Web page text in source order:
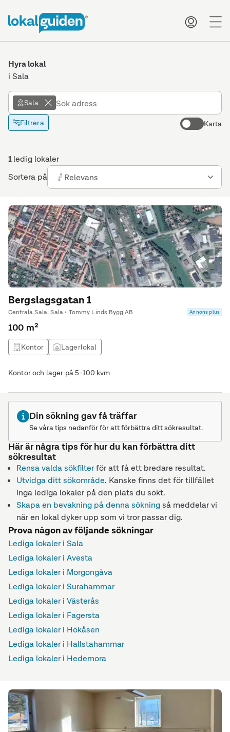
Hyra lokal
i Sala
Sala
Filtrera Karta
1ledig lokaler
Sortera på
Relevans
Bergslagsgatan 1
Centrala Sala, Sala • Tommy Linds Bygg AB Annons plus
100 m²
Kontor Lagerlokal
Kontor och lager på 5-100 kvm
Din sökning gav få träffar
Se våra tips nedanför för att förbättra ditt sökresultat.
Här är några tips för hur du kan förbättra ditt
sökresultat
Rensa valda sökfilterför att få ett bredare resultat.
Utvidga ditt sökområde. Kanske finns det för tillfället
inga lediga lokaler på den plats du sökt.
Skapa en bevakning på denna sökningså meddelar vi
när en lokal dyker upp som vi tror passar dig.
Prova någon av följande sökningar
Lediga lokaler i Sala
Lediga lokaler i Avesta
Lediga lokaler i Morgongåva
Lediga lokaler i Surahammar
Lediga lokaler i Västerås
Lediga lokaler i Fagersta
Lediga lokaler i Hökåsen
Lediga lokaler i Hallstahammar
Lediga lokaler i Hedemora